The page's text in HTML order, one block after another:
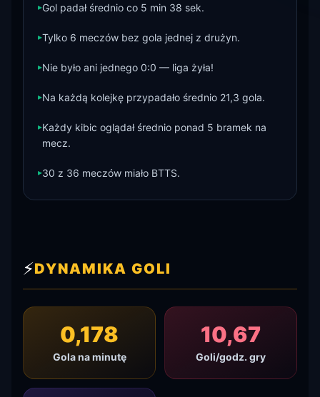
▸Gol padał średnio co 5 min 38 sek.
▸Tylko 6 meczów bez gola jednej z drużyn.
▸Nie było ani jednego 0:0 — liga żyła!
▸Na każdą kolejkę przypadało średnio 21,3 gola.
▸Każdy kibic oglądał średnio ponad 5 bramek na
mecz.
▸30 z 36 meczów miało BTTS.
⚡DYNAMIKA GOLI
0,178
Gola na minutę
10,67
Goli/godz. gry